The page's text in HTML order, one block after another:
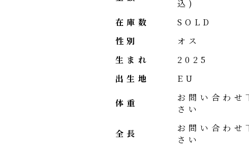
込)
在庫数
SOLD
性別
オス
生まれ
2025
出生地
EU
体重
お問い合わせ
さい
全長
お問い合わせ
さい